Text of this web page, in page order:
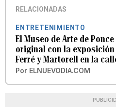
RELACIONADAS
ENTRETENIMIENTO
El Museo de Arte de
original con la exposición
Ferré y Martorell en la
Por ELNUEVODIA.COM